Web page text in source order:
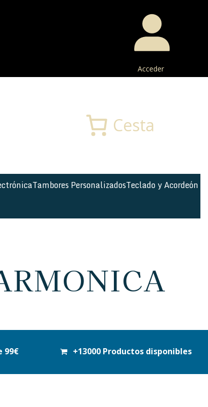
Acceder
Cesta
Tambores PersonalizadosTeclado y Acordeón
99€ +13000 Productos disponibles